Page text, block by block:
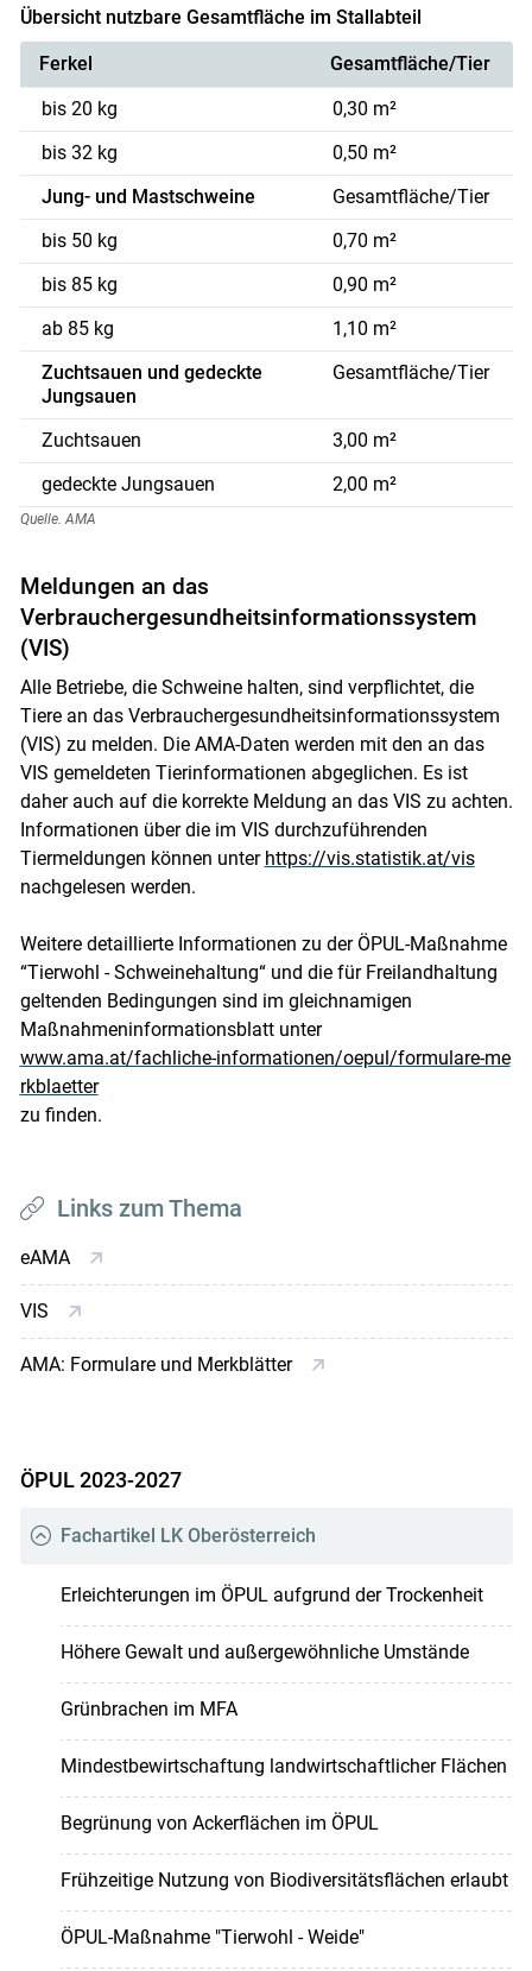
Übersicht nutzbare Gesamtfläche im Stallabteil
Ferkel
Gesamtfläche/Tier
bis 20 kg
0,30 m²
bis 32 kg
0,50 m²
Jung- und Mastschweine
Gesamtfläche/Tier
bis 50 kg
0,70 m²
bis 85 kg
0,90 m²
ab 85 kg
1,10 m²
Zuchtsauen und gedeckte
Jungsauen
Gesamtfläche/Tier
Zuchtsauen
3,00 m²
gedeckte Jungsauen
2,00 m²
Quelle. AMA
Meldungen an das
Verbrauchergesundheitsinformationssystem
(VIS)
Alle Betriebe, die Schweine halten, sind verpflichtet, die
Tiere an das Verbrauchergesundheitsinformationssystem
(VIS) zu melden. Die AMA-Daten werden mit den an das
VIS gemeldeten Tierinformationen abgeglichen. Es ist
daher auch auf die korrekte Meldung an das VIS zu achten.
Informationen über die im VIS durchzuführenden
Tiermeldungen können unter https://vis.statistik.at/vis
nachgelesen werden.
Weitere detaillierte Informationen zu der ÖPUL-Maßnahme
“Tierwohl - Schweinehaltung“ und die für Freilandhaltung
geltenden Bedingungen sind im gleichnamigen
Maßnahmeninformationsblatt unter
www.ama.at/fachliche-informationen/oepul/formulare-me
rkblaetter
zu finden.
Links zum Thema
eAMA
VIS
AMA: Formulare und Merkblätter
ÖPUL 2023-2027
Fachartikel LK Oberösterreich
Erleichterungen im ÖPUL aufgrund der Trockenheit
Höhere Gewalt und außergewöhnliche Umstände
Grünbrachen im MFA
Mindestbewirtschaftung landwirtschaftlicher Flächen
Begrünung von Ackerflächen im ÖPUL
Frühzeitige Nutzung von Biodiversitätsflächen erlaubt
ÖPUL-Maßnahme "Tierwohl - Weide"